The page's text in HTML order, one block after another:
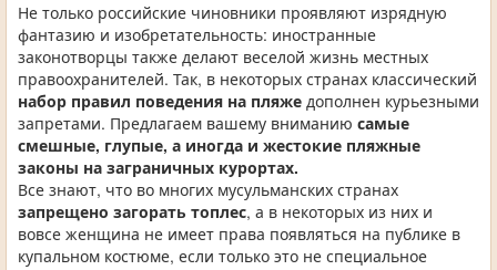
Не только российские чиновники проявляют изрядную
фантазию и изобретательность: иностранные
законотворцы также делают веселой жизнь местных
правоохранителей. Так, в некоторых странах классический
набор правил поведения на пляже дополнен курьезными
запретами. Предлагаем вашему вниманию самые
смешные, глупые, а иногда и жестокие пляжные
законы на заграничных курортах.
Все знают, что во многих мусульманских странах
запрещено загорать топлес, а в некоторых из них и
вовсе женщина не имеет права появляться на публике в
купальном костюме, если только это не специальное